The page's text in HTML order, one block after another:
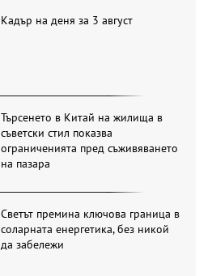
Кадър на деня за 3 август
Търсенето в Китай на жилища в
съветски стил показва
ограниченията пред съживяването
на пазара
Светът премина ключова граница в
соларната енергетика, без никой
да забележи